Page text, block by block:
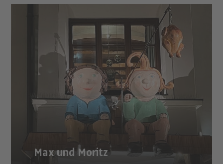
Max und Moritz